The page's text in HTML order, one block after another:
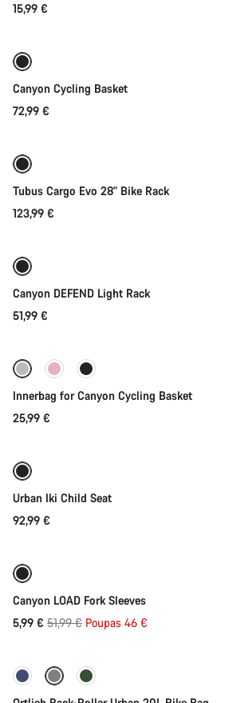
15,99 €
Canyon Cycling Basket
72,99 €
Tubus Cargo Evo 28" Bike Rack
123,99 €
Pronta para qualquer clima
Canyon DEFEND Light Rack
51,99 €
Innerbag for Canyon Cycling Basket
25,99 €
Urban Iki Child Seat
92,99 €
Canyon LOAD Fork Sleeves
5,99 € Preço
51,99 € Poupas 46 €Adicionar ao carrinho